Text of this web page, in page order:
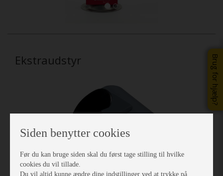
Brug for hjælp?
Ekstraudstyr
Siden benytter cookies
Før du kan bruge siden skal du først tage stilling til hvilke
cookies du vil tillade.
Du vil altid kunne ændre dine indstillinger ved at trykke på